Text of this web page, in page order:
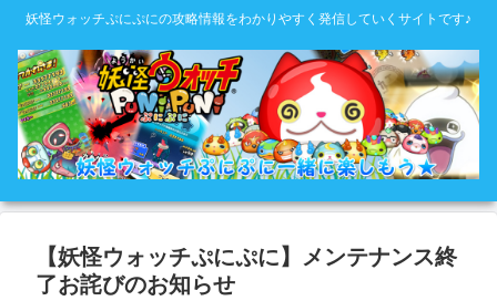
妖怪ウォッチぷにぷにの攻略情報をわかりやすく発信していくサイトです♪
【妖怪ウォッチぷにぷに】メンテナンス終
了お詫びのお知らせ